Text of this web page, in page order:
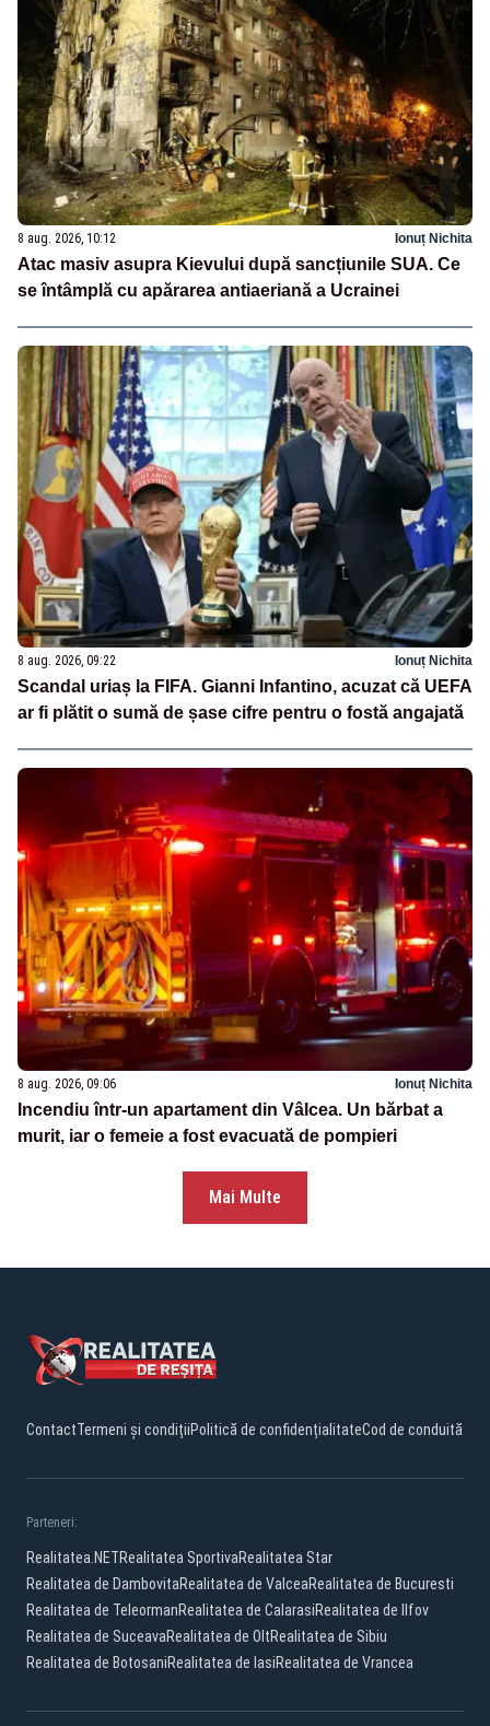
8 aug. 2026, 10:12 Ionuț Nichita
Atac masiv asupra Kievului după sancțiunile SUA. Ce
se întâmplă cu apărarea antiaeriană a Ucrainei
8 aug. 2026, 09:22 Ionuț Nichita
Scandal uriaș la FIFA. Gianni Infantino, acuzat că UEFA
ar fi plătit o sumă de șase cifre pentru o fostă angajată
8 aug. 2026, 09:06 Ionuț Nichita
Incendiu într-un apartament din Vâlcea. Un bărbat a
murit, iar o femeie a fost evacuată de pompieri
Mai Multe
ContactTermeni și condițiiPolitică de confidențialitateCod de conduită
Parteneri:
Realitatea.NETRealitatea SportivaRealitatea Star
Realitatea de DambovitaRealitatea de ValceaRealitatea de Bucuresti
Realitatea de TeleormanRealitatea de CalarasiRealitatea de Ilfov
Realitatea de SuceavaRealitatea de OltRealitatea de Sibiu
Realitatea de BotosaniRealitatea de IasiRealitatea de Vrancea